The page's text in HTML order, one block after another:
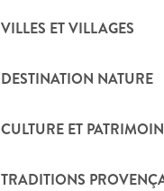
VILLES ET VILLAGES
DESTINATION NATURE
CULTURE ET
TRADITIONS